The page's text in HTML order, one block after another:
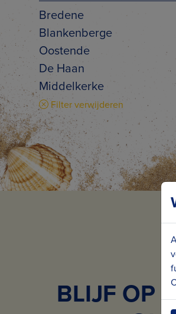
Bredene
Blankenberge
Oostende
De Haan
Middelkerke
Filter verwijderen
BLIJF OP